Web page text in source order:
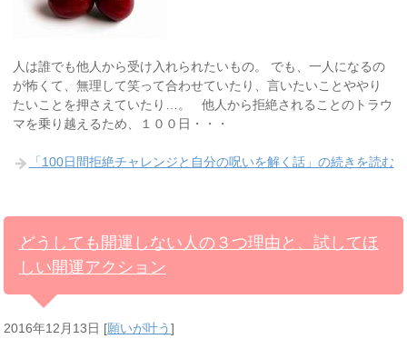
人は誰でも他人から受け入れられたいもの。 でも、一人になるの
が怖くて、無理して笑って合わせていたり、言いたいことややり
たいことを押さえていたり…。 他人から拒絶されることのトラウ
マを乗り越えるため、１００日・・・
「100日間拒絶チャレンジと自分の呪いを解く話」の続きを読む
どうしても開運しない人の３つ理由と、試してほ
しい開運アクション
2016年12月13日 [願いが叶う]